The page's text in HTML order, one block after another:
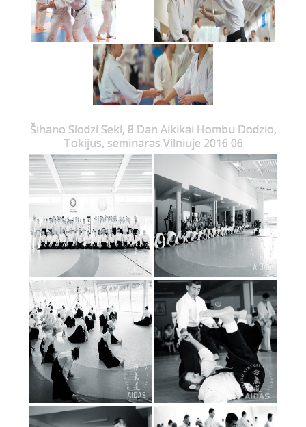
Šihano Siodzi Seki, 8 Dan Aikikai Hombu Dodzio,
Tokijus, seminaras Vilniuje 2016 06